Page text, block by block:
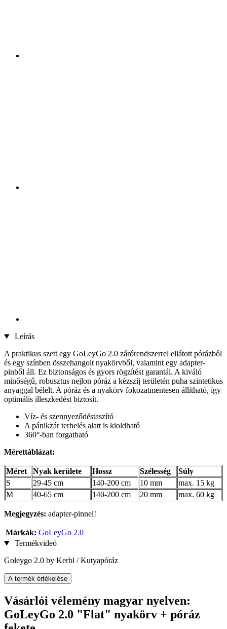
Leírás
A praktikus szett egy GoLeyGo 2.0 zárórendszerrel ellátott pórázból
és egy színben összehangolt nyakörvből, valamint egy adapter-
pinből áll. Ez biztonságos és gyors rögzítést garantál. A kiváló
minőségű, robusztus nejlon póráz a kézszíj területén puha szintetikus
anyaggal bélelt. A póráz és a nyakörv fokozatmentesen állítható, így
optimális illeszkedést biztosít.
Víz- és szennyeződéstaszító
A pánikzár terhelés alatt is kioldható
360°-ban forgatható
Mérettáblázat:
Méret Nyak kerülete Hossz Szélesség
Súly
S
29-45 cm 140-200 cm 10 mm
max. 15 kg
M
40-65 cm 140-200 cm 20 mm max. 60 kg
Megjegyzés: adapter-pinnel!
Márkák: GoLeyGo 2.0
Termékvideó
Goleygo 2.0 by Kerbl / Kutyapóráz
A termék értékelése
Vásárlói vélemény magyar nyelven:
GoLeyGo 2.0 "Flat" nyakörv + póráz